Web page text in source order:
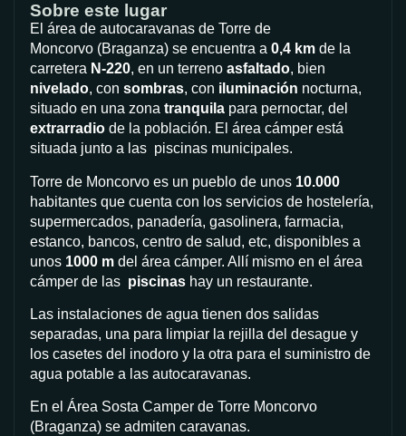
Sobre este lugar
El área de autocaravanas de Torre de
Moncorvo (Braganza) se encuentra a 0,4 km de la
carretera N-220, en un terreno asfaltado, bien
nivelado, con sombras, con iluminación nocturna,
situado en una zona tranquila para pernoctar, del
extrarradio de la población. El área cámper está
situada junto a las piscinas municipales.
Torre de Moncorvo es un pueblo de unos 10.000
habitantes que cuenta con los servicios de hostelería,
supermercados, panadería, gasolinera, farmacia,
estanco, bancos, centro de salud, etc, disponibles a
unos 1000 m del área cámper. Allí mismo en el área
cámper de las piscinas hay un restaurante.
Las instalaciones de agua tienen dos salidas
separadas, una para limpiar la rejilla del desague y
los casetes del inodoro y la otra para el suministro de
agua potable a las autocaravanas.
En el Área Sosta Camper de Torre Moncorvo
(Braganza) se admiten caravanas.